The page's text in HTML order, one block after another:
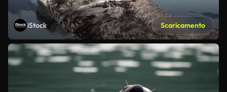
iStock Scaricamento